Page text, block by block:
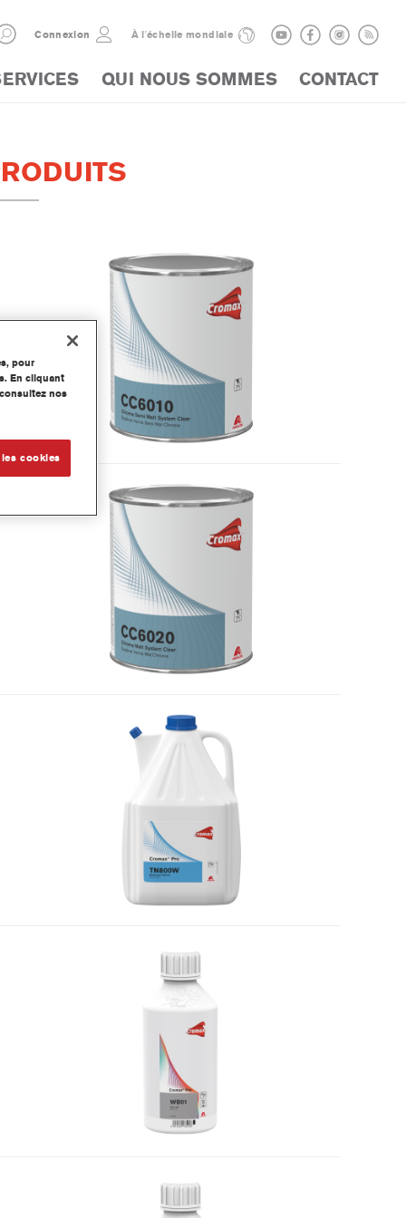
Connexion À l'échelle mondiale
QUI NOUS SOMMES CONTACT
pour
En cliquant
nos
cookies